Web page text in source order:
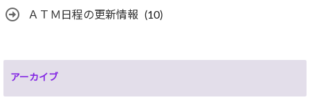
ＡＴＭ日程の更新情報 (10)
アーカイブ